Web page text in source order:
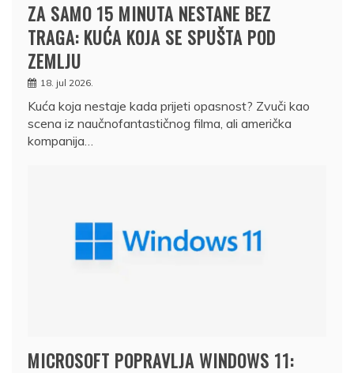
ZA SAMO 15 MINUTA NESTANE BEZ
TRAGA: KUĆA KOJA SE SPUŠTA POD
ZEMLJU
18. jul 2026.
Kuća koja nestaje kada prijeti opasnost? Zvuči kao
scena iz naučnofantastičnog filma, ali američka
kompanija…
MICROSOFT POPRAVLJA WINDOWS 11: